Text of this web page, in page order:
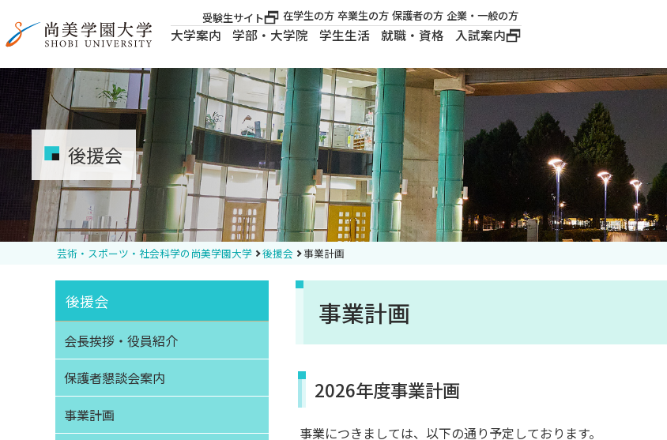
受験生サイト 在学生の方 卒業生の方 保護者の方 企業・一般の方
大学案内 学部・大学院 学生生活 就職・資格 入試案内
大学案内
学部・大学院
学生生活
入試案内
大学案内 大学概要
建学の精神
沿革
ロゴマーク・公式キ
ャラクター
学長メッセージ
後援会
芸術・スポーツ・社会科学の尚美学園大学 後援会 事業計画
事業計画
2026年度事業計画
事業につきましては、以下の通り予定しております。
後援会
会長挨拶・役員紹介
保護者懇談会案内
事業計画